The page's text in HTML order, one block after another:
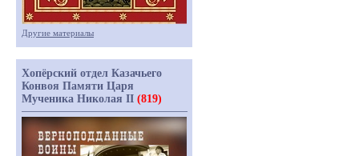
Другие материалы
Хопёрский отдел Казачьего
Конвоя Памяти Царя
Мученика Николая II (819)